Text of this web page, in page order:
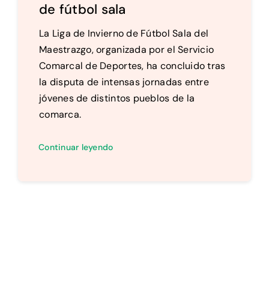
de fútbol sala
La Liga de Invierno de Fútbol Sala del
Maestrazgo, organizada por el Servicio
Comarcal de Deportes, ha concluido tras
la disputa de intensas jornadas entre
jóvenes de distintos pueblos de la
comarca.
Continuar leyendo